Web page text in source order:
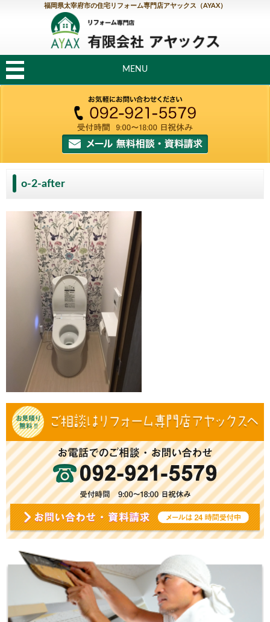
福岡県太宰府市の住宅リフォーム専門店アヤックス（AYAX）
MENU
o-2-after